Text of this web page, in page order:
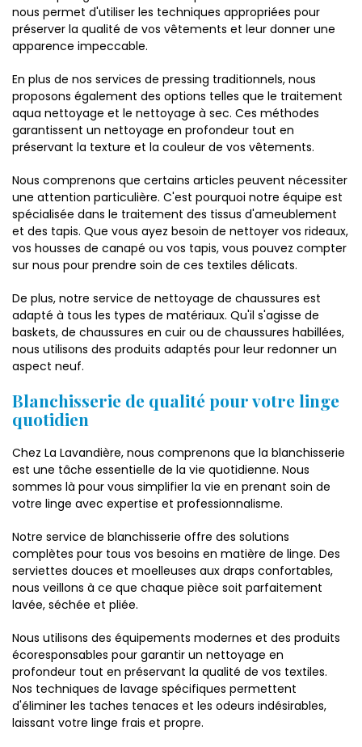
nous permet d'utiliser les techniques appropriées pour
préserver la qualité de vos vêtements et leur donner une
apparence impeccable.
En plus de nos services de pressing traditionnels, nous
proposons également des options telles que le traitement
aqua nettoyage et le nettoyage à sec. Ces méthodes
garantissent un nettoyage en profondeur tout en
préservant la texture et la couleur de vos vêtements.
Nous comprenons que certains articles peuvent nécessiter
une attention particulière. C'est pourquoi notre équipe est
spécialisée dans le traitement des tissus d'ameublement
et des tapis. Que vous ayez besoin de nettoyer vos rideaux,
vos housses de canapé ou vos tapis, vous pouvez compter
sur nous pour prendre soin de ces textiles délicats.
De plus, notre service de nettoyage de chaussures est
adapté à tous les types de matériaux. Qu'il s'agisse de
baskets, de chaussures en cuir ou de chaussures habillées,
nous utilisons des produits adaptés pour leur redonner un
aspect neuf.
Blanchisserie de qualité pour votre linge
quotidien
Chez La Lavandière, nous comprenons que la blanchisserie
est une tâche essentielle de la vie quotidienne. Nous
sommes là pour vous simplifier la vie en prenant soin de
votre linge avec expertise et professionnalisme.
Notre service de blanchisserie offre des solutions
complètes pour tous vos besoins en matière de linge. Des
serviettes douces et moelleuses aux draps confortables,
nous veillons à ce que chaque pièce soit parfaitement
lavée, séchée et pliée.
Nous utilisons des équipements modernes et des produits
écoresponsables pour garantir un nettoyage en
profondeur tout en préservant la qualité de vos textiles.
Nos techniques de lavage spécifiques permettent
d'éliminer les taches tenaces et les odeurs indésirables,
laissant votre linge frais et propre.